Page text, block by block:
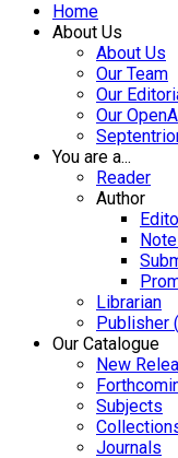
Home
About Us
About Us
Our Team
Our
Our
You are a...
Reader
Author
Librarian
Publisher
Our Catalogue
New
Subjects
Journals